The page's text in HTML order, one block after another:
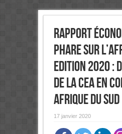
Rapport
phare sur
Edition 2020 :
de la CEA en
Afrique du Sud
17 janvier 2020